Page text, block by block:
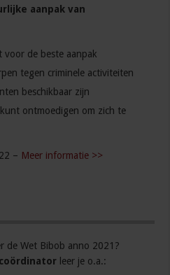
aanpak van
voor de beste aanpak
tegen criminele activiteiten
beschikbaar zijn
ontmoedigen om zich te
– Meer informatie >>
de Wet Bibob anno 2021?
leer je o.a.: